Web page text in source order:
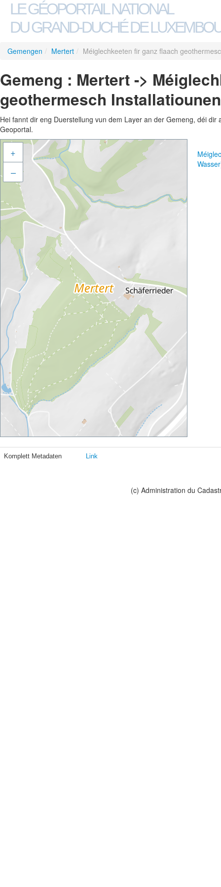
LE GÉOPORTAIL NATIONAL
DU GRAND-DUCHÉ DE
Gemengen / Mertert / Méiglechkeeten fir ganz flaach
Gemeng : Mertert ->
geothermesch
Hei fannt dir eng Duerstellung vun dem Layer an der Gemeng, déi
Geoportal.
+
–
Komplett Metadaten Link
(c) Administration du